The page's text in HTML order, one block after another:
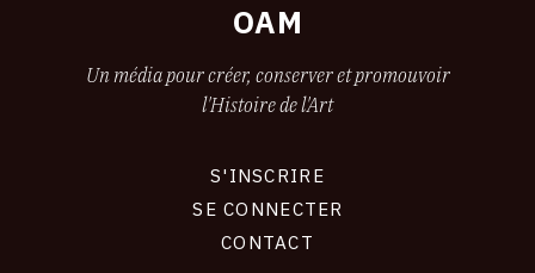
OAM
Un média pour créer, conserver et promouvoir
l'Histoire de l'Art
S'INSCRIRE
SE CONNECTER
CONTACT